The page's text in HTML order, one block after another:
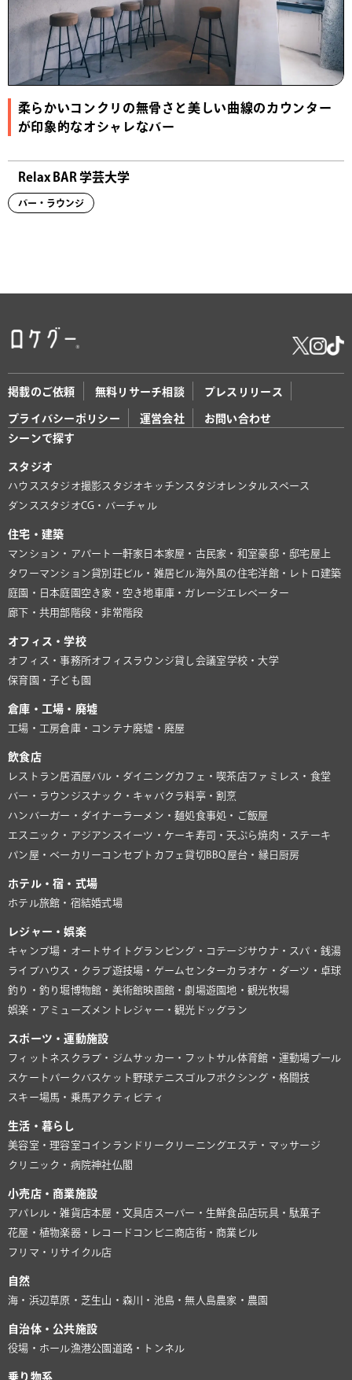
柔らかいコンクリの無骨さと美しい曲線のカウンター
が印象的なオシャレなバー
Relax BAR 学芸大学
バー・ラウンジ
掲載のご依頼 無料リサーチ相談 プレスリリース
プライバシーポリシー 運営会社
お問い合わせ
シーンで探す
スタジオ
ハウススタジオ撮影スタジオキッチンスタジオ レンタルスペース
ダンススタジオCG・バーチャル
住宅・建築
マンション・アパート 一軒家 日本家屋・古民家・和室豪邸・邸宅屋上
タワーマンション貸別荘ビル・雑居ビル海外風の住宅洋館・レトロ建築
庭園・日本庭園 空き家・空き地 車庫・ガレージ エレベーター
廊下・共用部 階段・非常階段
オフィス・学校
オフィス・事務所オフィスラウンジ貸し会議室学校・大学
保育園・子ども園
倉庫・工場・廃墟
工場・工房倉庫・コンテナ廃墟・廃屋
飲食店
レストラン居酒屋バル・ダイニングカフェ・喫茶店ファミレス・食堂
バー・ラウンジ スナック・キャバクラ料亭・割烹
ハンバーガー・ダイナーラーメン・麺処食事処・ご飯屋
エスニック・アジアン スイーツ・ケーキ寿司・天ぷら焼肉・ステーキ
パン屋・ベーカリー コンセプトカフェ貸切BBQ 屋台・縁日 厨房
ホテル・宿・式場
ホテル旅館・宿結婚式場
レジャー・娯楽
キャンプ場・オートサイト グランピング・コテージサウナ・スパ・銭湯
ライブハウス・クラブ遊技場・ゲームセンターカラオケ・ダーツ・卓球
釣り・釣り堀博物館・美術館映画館・劇場遊園地・観光牧場
娯楽・アミューズメント レジャー・観光 ドッグラン
スポーツ・運動施設
フィットネスクラブ・ジム サッカー・フットサル体育館・運動場プール
スケートパーク バスケット 野球テニス ゴルフ ボクシング・格闘技
スキー場馬・乗馬アクティビティ
生活・暮らし
美容室・理容室 コインランドリー クリーニングエステ・マッサージ
クリニック・病院神社仏閣
小売店・商業施設
アパレル・雑貨店本屋・文具店 スーパー・生鮮食品店玩具・駄菓子
花屋・植物楽器・レコード コンビニ商店街・商業ビル
フリマ・リサイクル店
自然
海・浜辺 草原・芝生山・森川・池島・無人島農家・農園
自治体・公共施設
役場・ホール漁港公園 道路・トンネル
乗り物系